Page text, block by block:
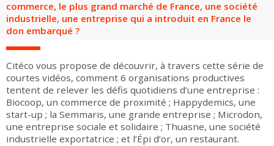
commerce, le plus grand marché de France, une société
industrielle, une entreprise qui a introduit en France le
don embarqué ?
Citéco vous propose de découvrir, à travers cette série de
courtes vidéos, comment 6 organisations productives
tentent de relever les défis quotidiens d’une entreprise :
Biocoop, un commerce de proximité ; Happydemics, une
start-up ; la Semmaris, une grande entreprise ; Microdon,
une entreprise sociale et solidaire ; Thuasne, une société
industrielle exportatrice ; et l’Épi d’or, un restaurant.